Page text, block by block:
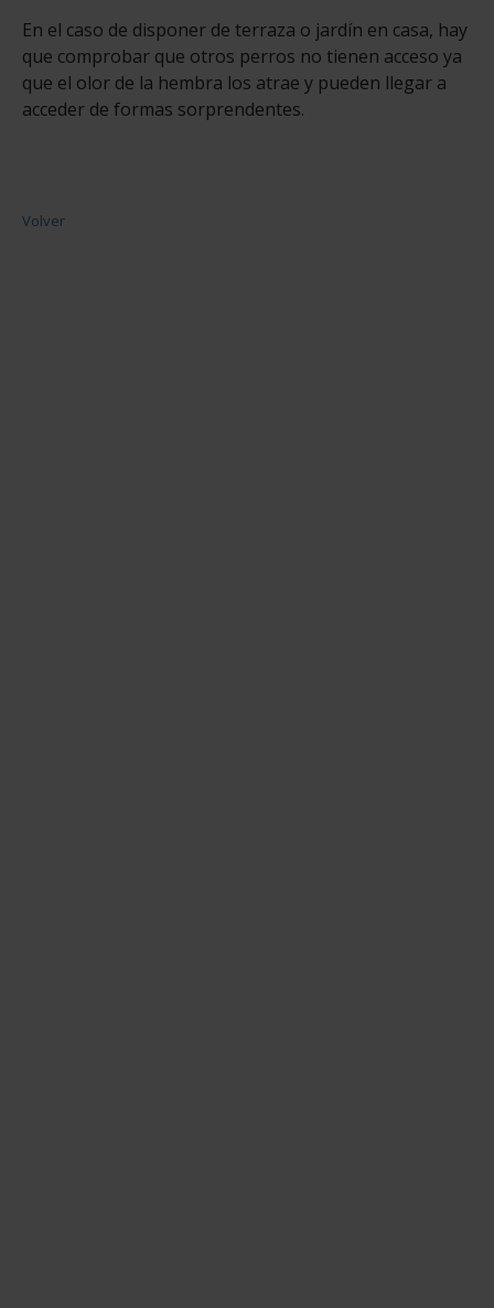
En el caso de disponer de terraza o jardín en casa, hay
que comprobar que otros perros no tienen acceso ya
que el olor de la hembra los atrae y pueden llegar a
acceder de formas sorprendentes.
Volver